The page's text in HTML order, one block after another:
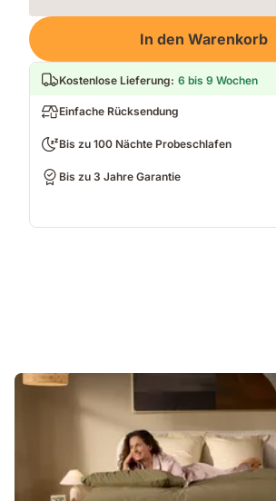
Loading
In den Warenkorb
Kostenlose Lieferung: 6 bis 9 Wochen
Einfache Rücksendung
Bis zu 100 Nächte Probeschlafen
Bis zu 3 Jahre Garantie